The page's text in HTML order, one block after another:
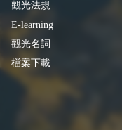
觀光法規
E-learning
觀光名詞
檔案下載